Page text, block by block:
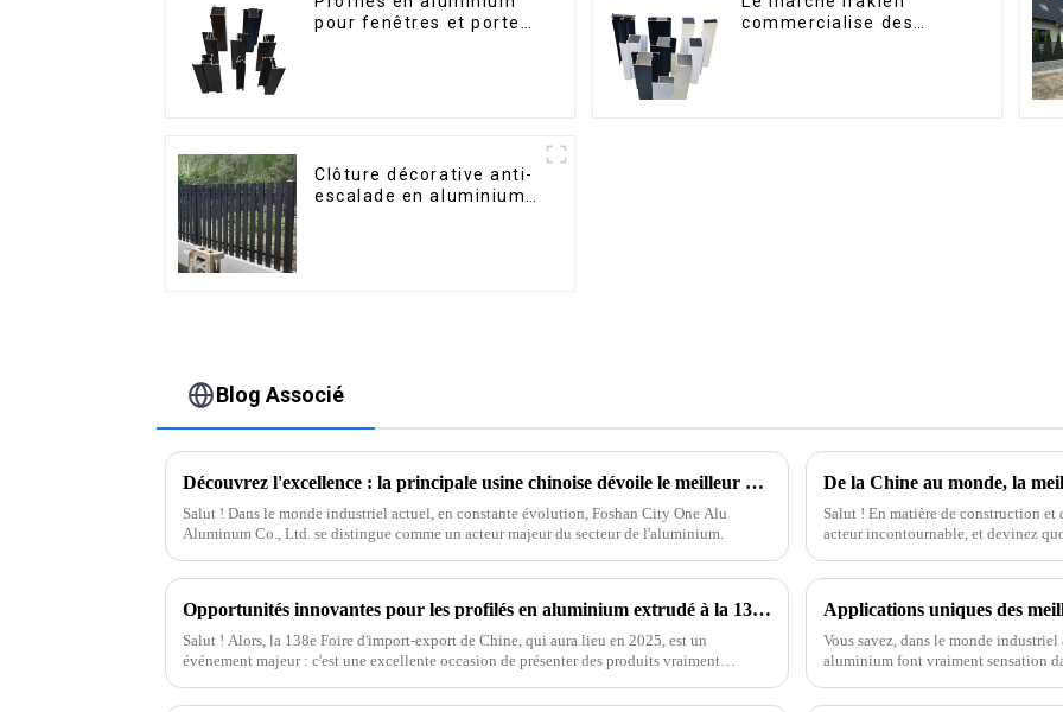
pour fenêtres et portes,
commercialise des
Clôture décorative anti-
escalade en aluminium
Blog Associé
Découvrez l'excellence : la principale usine chinoise dévoile le meilleur profilé en aluminium L pour les acheteurs du monde entier
Salut ! Dans le monde industriel actuel, en constante évolution, Foshan City One Alu
Aluminum Co., Ltd. se distingue comme un acteur majeur du secteur de l'aluminium.
Salut ! En matière de construction
acteur incontournable, et devinez
Opportunités innovantes pour les profilés en aluminium extrudé à la 138e Foire d'import-export de Chine 2025
Salut ! Alors, la 138e Foire d'import-export de Chine, qui aura lieu en 2025, est un
événement majeur : c'est une excellente occasion de présenter des produits vraiment
Vous savez, dans le monde
aluminium font vraiment sensation